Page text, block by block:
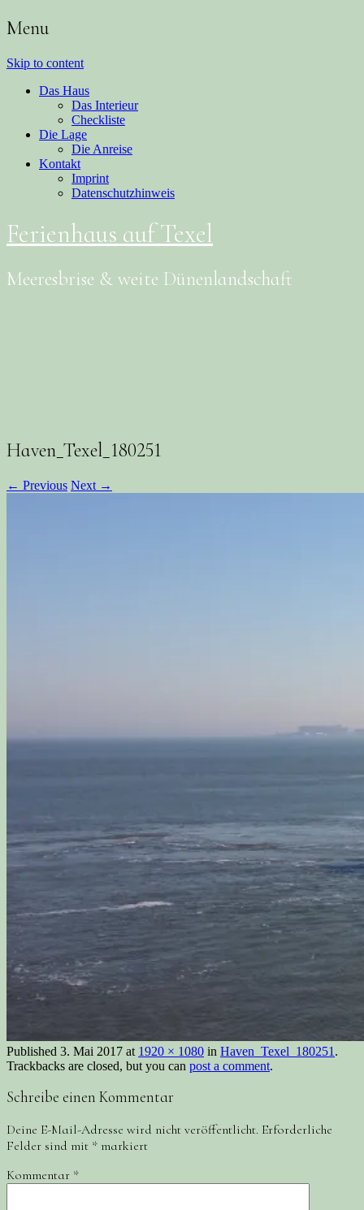
Menu
Skip to content
Das Haus
Das Interieur
Checkliste
Die Lage
Die Anreise
Kontakt
Imprint
Datenschutzhinweis
Ferienhaus auf Texel
Meeresbrise & weite Dünenlandschaft
Haven_Texel_180251
← Previous Next →
Published 3. Mai 2017 at 1920 × 1080 in Haven_Texel_180251 .
Trackbacks are closed, but you can post a comment.
Schreibe einen Kommentar
Deine E-Mail-Adresse wird nicht veröffentlicht. Erforderliche
Felder sind mit * markiert
Kommentar *